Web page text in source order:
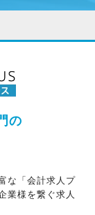
の
な「会計求人プ
業様を繋ぐ求人